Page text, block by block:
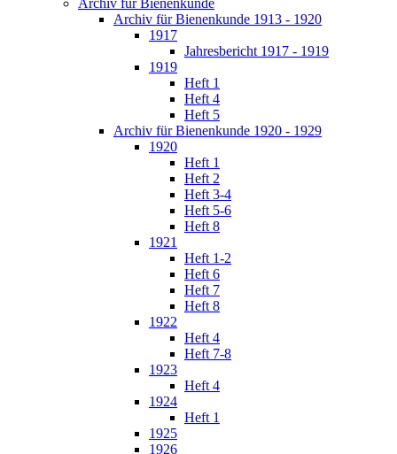
Archiv für Bienenkunde 1913 - 1920
1917
Jahresbericht 1917 - 1919
1919
Heft 1
Heft 4
Heft 5
Archiv für Bienenkunde 1920 - 1929
1920
Heft 1
Heft 2
Heft 3-4
Heft 5-6
Heft 8
1921
Heft 1-2
Heft 6
Heft 7
Heft 8
1922
Heft 4
Heft 7-8
1923
Heft 4
1924
Heft 1
1925
1926